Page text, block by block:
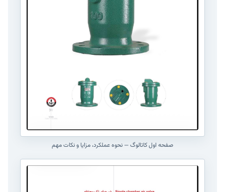
صفحه اول کاتالوگ — نحوه عملکرد، مزایا و نکات مهم